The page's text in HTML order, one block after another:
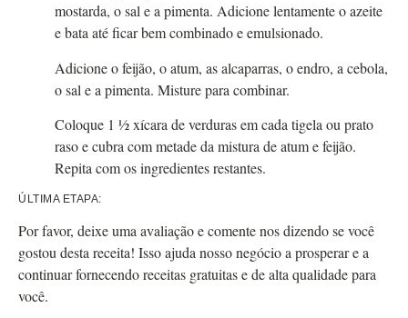
mostarda, o sal e a pimenta. Adicione lentamente o azeite
e bata até ficar bem combinado e emulsionado.
Adicione o feijão, o atum, as alcaparras, o endro, a cebola,
o sal e a pimenta. Misture para combinar.
Coloque 1 ½ xícara de verduras em cada tigela ou prato
raso e cubra com metade da mistura de atum e feijão.
Repita com os ingredientes restantes.
ÚLTIMA ETAPA:
Por favor, deixe uma avaliação e comente nos dizendo se você
gostou desta receita! Isso ajuda nosso negócio a prosperar e a
continuar fornecendo receitas gratuitas e de alta qualidade para
você.